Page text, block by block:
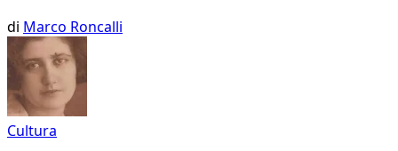
di Marco Roncalli
Cultura